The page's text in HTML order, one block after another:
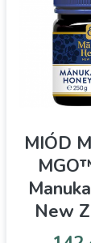
MIÓD
New